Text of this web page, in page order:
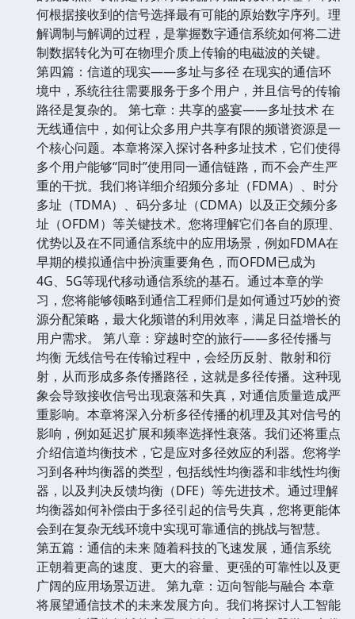
何根据接收到的信号选择最有可能的原始数字序列。理
解调制与解调的过程，是掌握数字通信系统如何将二进
制数据转化为可在物理介质上传输的电磁波的关键。
第四篇：信道的现实——多址与多径 在现实的通信环
境中，系统往往需要服务于多个用户，并且信号的传输
路径是复杂的。 第七章：共享的盛宴——多址技术 在
无线通信中，如何让众多用户共享有限的频谱资源是一
个核心问题。本章将深入探讨各种多址技术，它们使得
多个用户能够“同时”使用同一通信链路，而不会产生严
重的干扰。我们将详细介绍频分多址（FDMA）、时分
多址（TDMA）、码分多址（CDMA）以及正交频分多
址（OFDM）等关键技术。您将理解它们各自的原理、
优势以及在不同通信系统中的应用场景，例如FDMA在
早期的模拟通信中扮演重要角色，而OFDM已成为
4G、5G等现代移动通信系统的基石。通过本章的学
习，您将能够领略到通信工程师们是如何通过巧妙的资
源分配策略，最大化频谱的利用效率，满足日益增长的
用户需求。 第八章：穿越时空的旅行——多径传播与
均衡 无线信号在传输过程中，会经历反射、散射和衍
射，从而形成多条传播路径，这就是多径传播。这种现
象会导致接收信号出现衰落和失真，对通信质量造成严
重影响。本章将深入分析多径传播的机理及其对信号的
影响，例如延迟扩展和频率选择性衰落。我们还将重点
介绍信道均衡技术，它是应对多径效应的利器。您将学
习到各种均衡器的类型，包括线性均衡器和非线性均衡
器，以及判决反馈均衡（DFE）等先进技术。通过理解
均衡器如何补偿由于多径引起的信号失真，您将更能体
会到在复杂无线环境中实现可靠通信的挑战与智慧。
第五篇：通信的未来 随着科技的飞速发展，通信系统
正朝着更高的速度、更大的容量、更强的可靠性以及更
广阔的应用场景迈进。 第九章：迈向智能与融合 本章
将展望通信技术的未来发展方向。我们将探讨人工智能